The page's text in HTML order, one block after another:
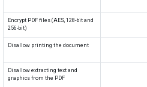
Encrypt PDF files (AES, 128-bit and
256-bit)
Disallow printing the document
Disallow extracting text and
graphics from the PDF